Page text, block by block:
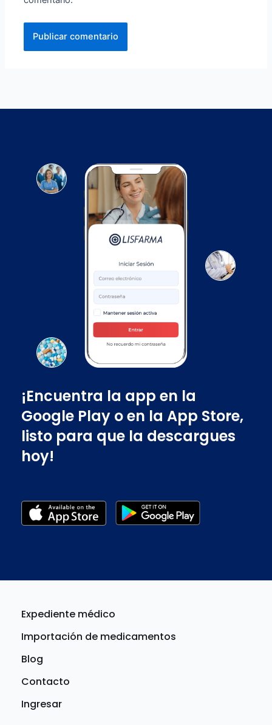
¡Encuentra la app en la
Google Play o en la App Store,
listo para que la descargues
hoy!
Expediente médico
Importación de medicamentos
Blog
Contacto
Ingresar